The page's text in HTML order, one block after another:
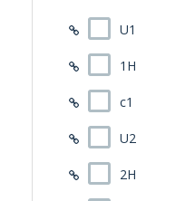
U1
1H
c1
U2
2H